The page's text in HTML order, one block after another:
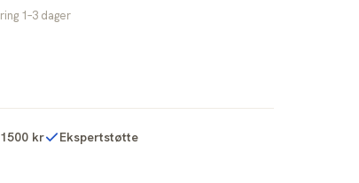
1–3 dager
kr Ekspertstøtte